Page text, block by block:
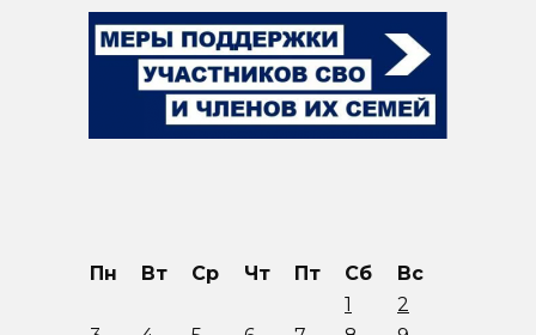
Пн Вт Ср Чт Пт Сб
Вс
1
2